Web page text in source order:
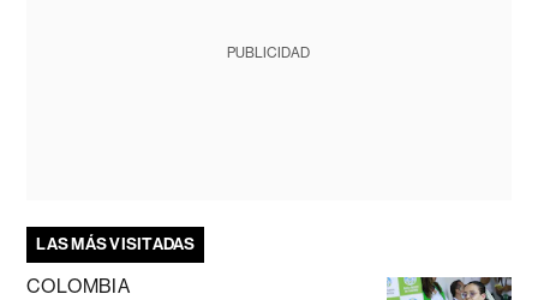
PUBLICIDAD
LAS MÁS VISITADAS
COLOMBIA